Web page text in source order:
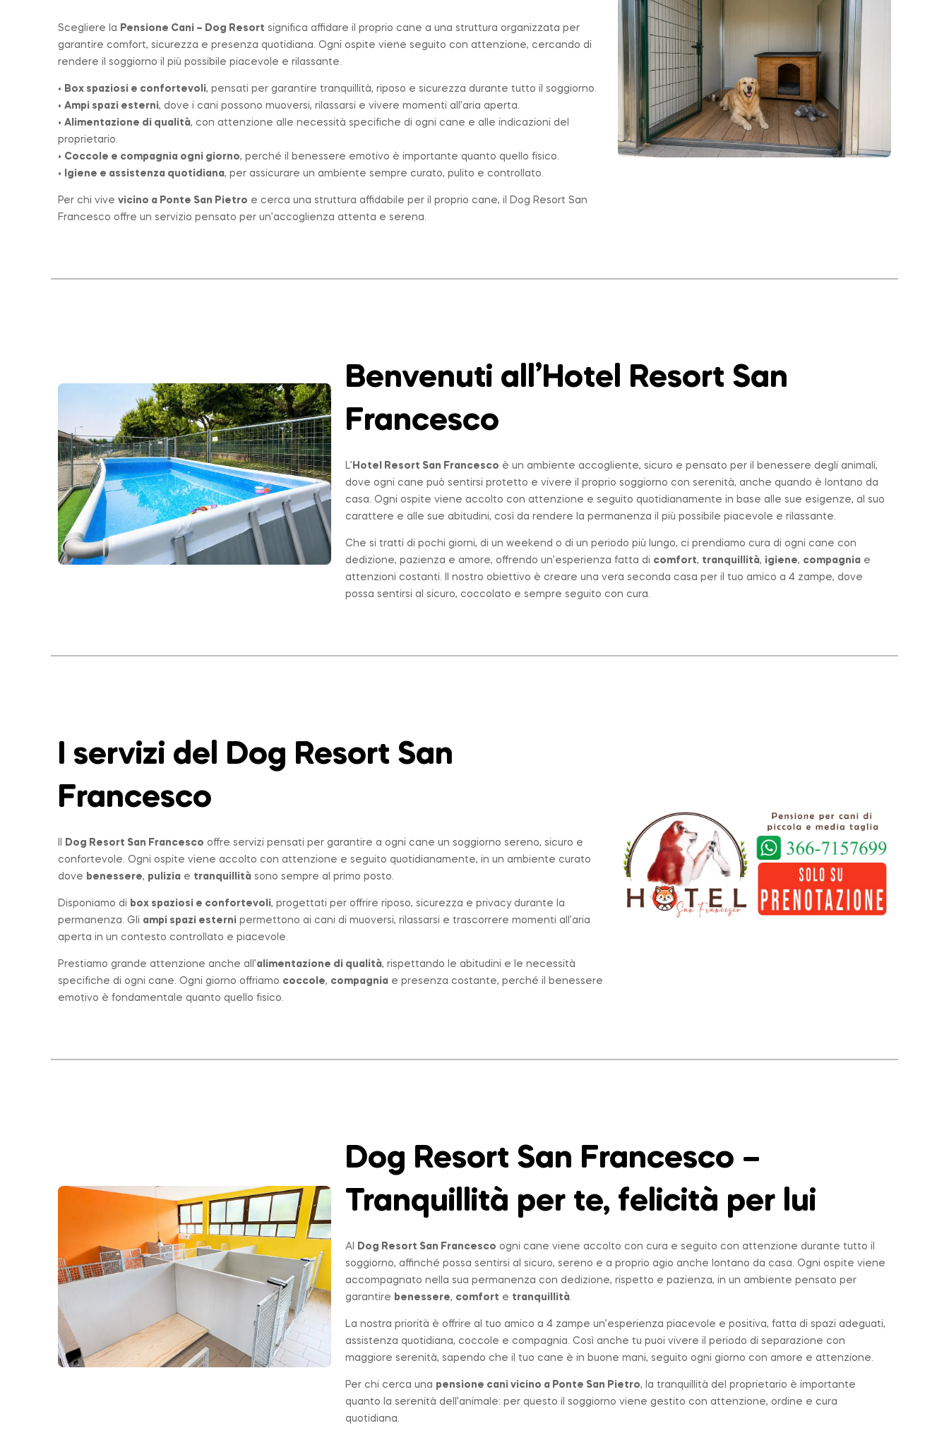
Scegliere la Pensione Cani – Dog Resort significa affidare il proprio cane a una struttura organizzata per
garantire comfort, sicurezza e presenza quotidiana. Ogni ospite viene seguito con attenzione, cercando di
rendere il soggiorno il più possibile piacevole e rilassante.
• Box spaziosi e confortevoli, pensati per garantire tranquillità, riposo e sicurezza durante tutto il soggiorno.
• Ampi spazi esterni, dove i cani possono muoversi, rilassarsi e vivere momenti all’aria aperta.
• Alimentazione di qualità, con attenzione alle necessità specifiche di ogni cane e alle indicazioni del
proprietario.
• Coccole e compagnia ogni giorno, perché il benessere emotivo è importante quanto quello fisico.
•
Igiene e assistenza quotidiana, per assicurare un ambiente sempre curato, pulito e controllato.
Per chi vive vicino a Ponte San Pietro e cerca una struttura affidabile per il proprio cane, il Dog Resort San
Francesco offre un servizio pensato per un’accoglienza attenta e serena.
Benvenuti all’Hotel Resort San
Francesco
L’ Hotel Resort San Francesco è un ambiente accogliente, sicuro e pensato per il benessere degli animali,
dove ogni cane può sentirsi protetto e vivere il proprio soggiorno con serenità, anche quando è lontano da
casa. Ogni ospite viene accolto con attenzione e seguito quotidianamente in base alle sue esigenze, al suo
carattere e alle sue abitudini, così da rendere la permanenza il più possibile piacevole e rilassante.
Che si tratti di pochi giorni, di un weekend o di un periodo più lungo, ci prendiamo cura di ogni cane con
dedizione, pazienza e amore, offrendo un’esperienza fatta di comfort, tranquillità, igiene, compagniae
attenzioni costanti. Il nostro obiettivo è creare una vera seconda casa per il tuo amico a 4 zampe, dove
possa sentirsi al sicuro, coccolato e sempre seguito con cura.
I servizi del Dog Resort San
Francesco
Dog Resort San Francesco offre servizi pensati per garantire a ogni cane un soggiorno sereno, sicuro e
confortevole. Ogni ospite viene accolto con attenzione e seguito quotidianamente, in un ambiente curato
dove benessere, pulizia e tranquillità sono sempre al primo posto.
Disponiamo di box spaziosi e confortevoli, progettati per offrire riposo, sicurezza e privacy durante la
permanenza. Gli ampi spazi esterni permettono ai cani di muoversi, rilassarsi e trascorrere momenti all’aria
aperta in un contesto controllato e piacevole.
Prestiamo grande attenzione anche all’alimentazione di qualità, rispettando le abitudini e le necessità
specifiche di ogni cane. Ogni giorno offriamo coccole, compagnia e presenza costante, perché il benessere
emotivo è fondamentale quanto quello fisico.
Dog Resort San Francesco –
Tranquillità per te, felicità per lui
Al Dog Resort San Francesco ogni cane viene accolto con cura e seguito con attenzione durante tutto il
soggiorno, affinché possa sentirsi al sicuro, sereno e a proprio agio anche lontano da casa. Ogni ospite viene
accompagnato nella sua permanenza con dedizione, rispetto e pazienza, in un ambiente pensato per
garantire benessere, comfort e tranquillità.
La nostra priorità è offrire al tuo amico a 4 zampe un’esperienza piacevole e positiva, fatta di spazi adeguati,
assistenza quotidiana, coccole e compagnia. Così anche tu puoi vivere il periodo di separazione con
maggiore serenità, sapendo che il tuo cane è in buone mani, seguito ogni giorno con amore e attenzione.
Per chi cerca una pensione cani vicino a Ponte San Pietro, la tranquillità del proprietario è importante
quanto la serenità dell’animale: per questo il soggiorno viene gestito con attenzione, ordine e cura
quotidiana.